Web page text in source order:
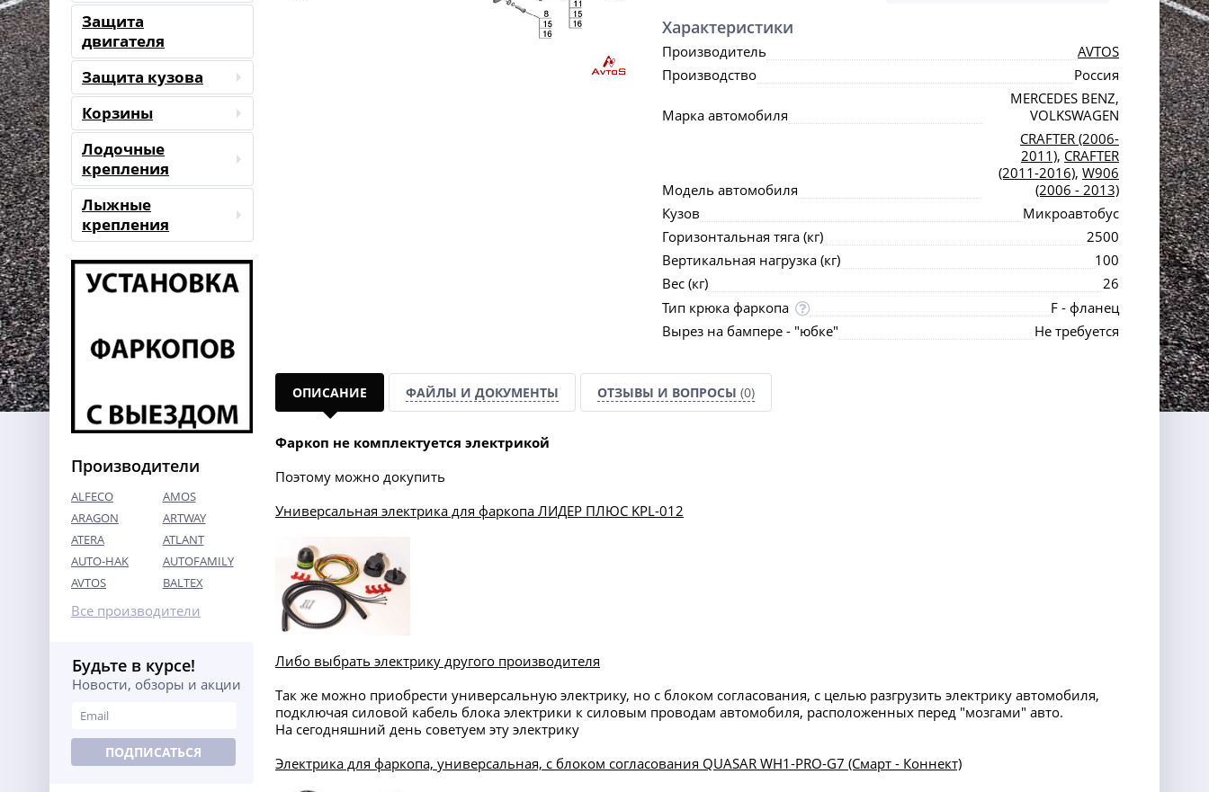
Защита
двигателя
Защита кузова
Корзины
Лодочные
крепления
Лыжные
крепления
Производители
ALFECO
AMOS
ARAGON
ARTWAY
ATERA
ATLANT
AUTO-HAK
AUTOFAMILY
AVTOS
BALTEX
Все производители
Будьте в курсе!
Новости, обзоры и акции
ПОДПИСАТЬСЯ
Характеристики
Производитель
AVTOS
Производство
Россия
Марка автомобиля
MERCEDES BENZ,
VOLKSWAGEN
Модель автомобиля
CRAFTER (2006-
2011), CRAFTER
(2011-2016), W906
(2006 - 2013)
Кузов
Микроавтобус
Горизонтальная тяга (кг)
2500
Вертикальная нагрузка (кг)
100
Вес (кг)
26
Тип крюка фаркопа
F - фланец
Вырез на бампере - "юбке"
Не требуется
ОПИСАНИЕ ФАЙЛЫ И ДОКУМЕНТЫ ОТЗЫВЫ И ВОПРОСЫ (0)
Фаркоп не комплектуется электрикой
Поэтому можно докупить
Универсальная электрика для фаркопа ЛИДЕР ПЛЮС KPL-012
Либо выбрать электрику другого производителя
Так же можно приобрести универсальную электрику, но с блоком согласования, с целью разгрузить электрику автомобиля,
подключая силовой кабель блока электрики к силовым проводам автомобиля, расположенных перед "мозгами" авто.
На сегодняшний день советуем эту электрику
Электрика для фаркопа, универсальная, с блоком согласования QUASAR WH1-PRO-G7 (Смарт - Коннект)